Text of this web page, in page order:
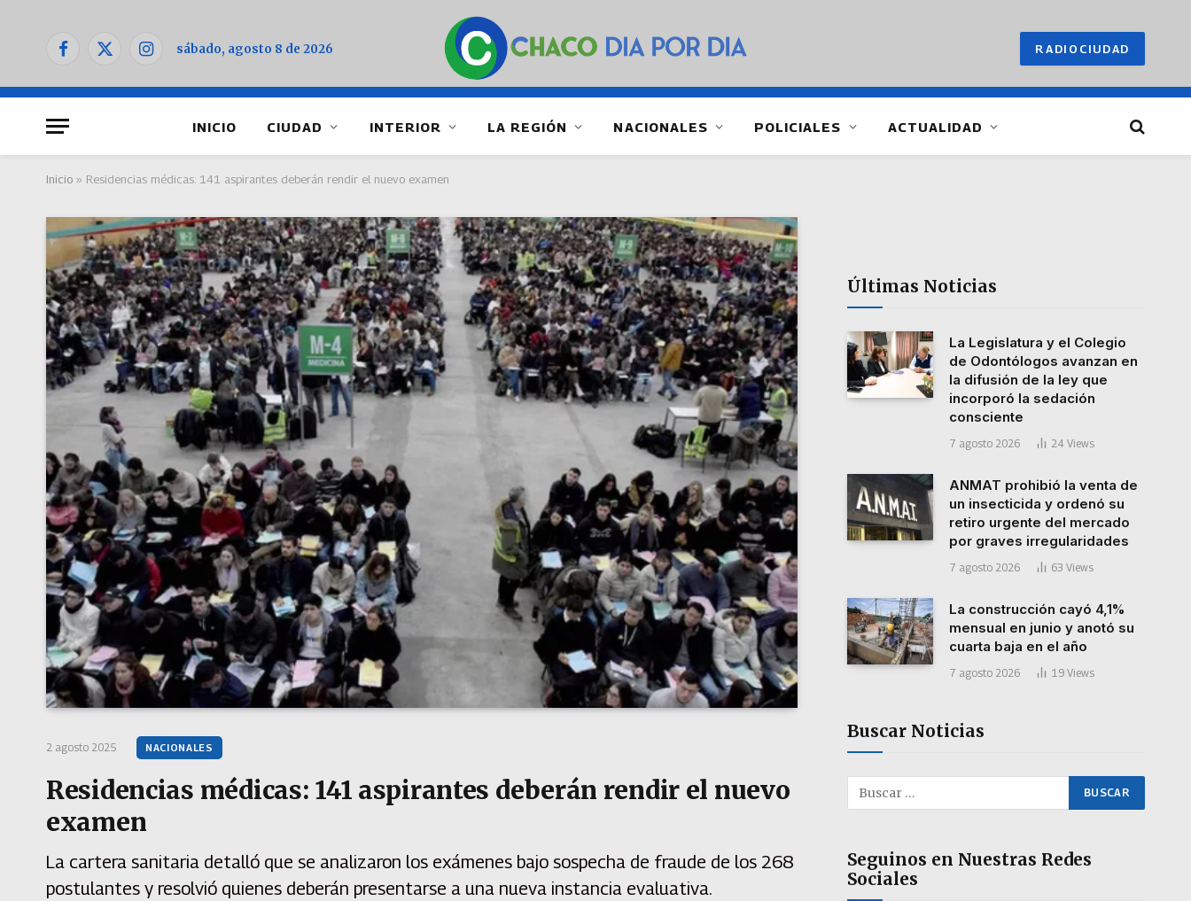
Facebook
X
Instagramsábado, agosto 8 de 2026 RADIOCIUDAD
INICIO CIUDAD INTERIOR LA REGIÓN NACIONALES POLICIALES ACTUALIDAD
Inicio » Residencias médicas: 141 aspirantes deberán rendir el nuevo examen
2 agosto 2025 NACIONALES
Residencias médicas: 141 aspirantes deberán rendir el nuevo
examen
La cartera sanitaria detalló que se analizaron los exámenes bajo sospecha de fraude de los 268
postulantes y resolvió quienes deberán presentarse a una nueva instancia evaluativa.
Últimas Noticias
La Legislatura y el Colegio
de Odontólogos avanzan en
la difusión de la ley que
incorporó la sedación
consciente
7 agosto 2026 24 Views
ANMAT prohibió la venta de
un insecticida y ordenó su
retiro urgente del mercado
por graves irregularidades
7 agosto 2026 63 Views
La construcción cayó 4,1%
mensual en junio y anotó su
cuarta baja en el año
7 agosto 2026 19 Views
Buscar Noticias
Seguinos en Nuestras Redes
Sociales